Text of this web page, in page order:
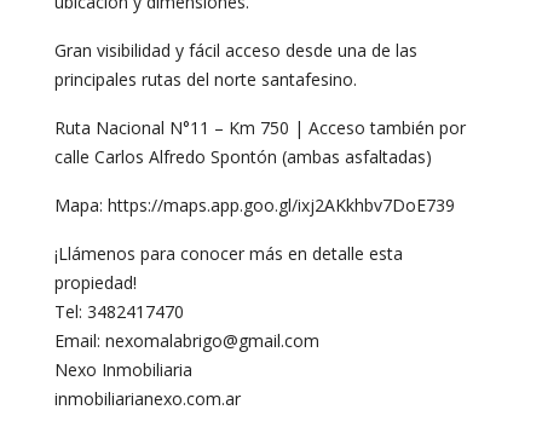
Gran visibilidad y fácil acceso desde una de las
principales rutas del norte santafesino.
Ruta Nacional N°11 – Km 750 | Acceso también por
calle Carlos Alfredo Spontón (ambas asfaltadas)
Mapa: https://maps.app.goo.gl/ixj2AKkhbv7DoE739
¡Llámenos para conocer más en detalle esta
propiedad!
Tel: 3482417470
Email: nexomalabrigo@gmail.com
Nexo Inmobiliaria
inmobiliarianexo.com.ar